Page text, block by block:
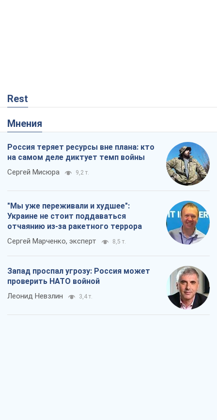
Rest
Мнения
Россия теряет ресурсы вне плана: кто
на самом деле диктует темп войны
Сергей Мисюра 9,2 т.
"Мы уже переживали и худшее":
Украине не стоит поддаваться
отчаянию из-за ракетного террора
Сергей Марченко, эксперт 8,5 т.
Запад проспал угрозу: Россия может
проверить НАТО войной
Леонид Невзлин 3,4 т.